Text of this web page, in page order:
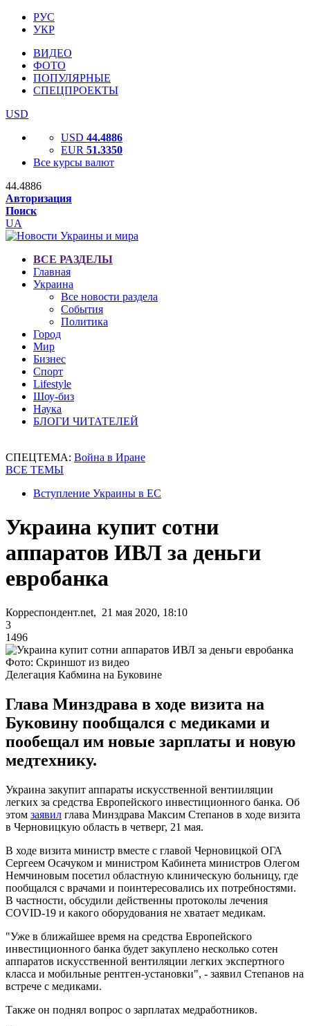
РУС
УКР
ВИДЕО
ФОТО
ПОПУЛЯРНЫЕ
СПЕЦПРОЕКТЫ
USD
USD 44.4886
EUR 51.3350
Все курсы валют
44.4886
Авторизация
Поиск
UA
ВСЕ РАЗДЕЛЫ
Главная
Украина
Все новости раздела
События
Политика
Город
Мир
Бизнес
Спорт
Lifestyle
Шоу-биз
Наука
БЛОГИ ЧИТАТЕЛЕЙ
СПЕЦТЕМА: Война в Иране
ВСЕ ТЕМЫ
Вступление Украины в ЕС
Украина купит сотни
аппаратов ИВЛ за деньги
евробанка
Корреспондент.net, 21 мая 2020, 18:10
3
1496
Фото: Скриншот из видео
Делегация Кабмина на Буковине
Глава Минздрава в ходе визита на
Буковину пообщался с медиками и
пообещал им новые зарплаты и новую
медтехнику.
Украина закупит аппараты искусственной вентииляции
легких за средства Европейского инвестиционного банка. Об
этом заявил глава Минздрава Максим Степанов в ходе визита
в Черновицкую область в четверг, 21 мая.
В ходе визита министр вместе с главой Черновицкой ОГА
Сергеем Осачуком и министром Кабинета министров Олегом
Немчиновым посетил областную клиническую больницу, где
пообщался с врачами и поинтересовались их потребностями.
В частности, обсудили действенны протоколы лечения
COVID-19 и какого оборудования не хватает медикам.
"Уже в ближайшее время на средства Европейского
инвестиционного банка будет закуплено несколько сотен
аппаратов искусственной вентиляции легких экспертного
класса и мобильные рентген-установки", - заявил Степанов на
встрече с медиками.
Также он поднял вопрос о зарплатах медработников.